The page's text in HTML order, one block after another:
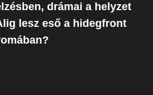
drámai a helyzet
lesz eső a hidegfront